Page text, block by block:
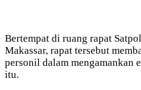
Bertempat di ruang rapat
Makassar, rapat tersebut
personil dalam mengamankan
itu.